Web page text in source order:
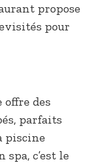
propose
pour
offre des
parfaits
piscine
c’est le